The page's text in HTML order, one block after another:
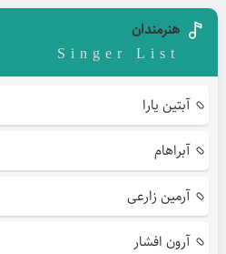
هنرمندان
Singer List
آبتین یارا
آبراهام
آرمین زارعی
آرون افشار